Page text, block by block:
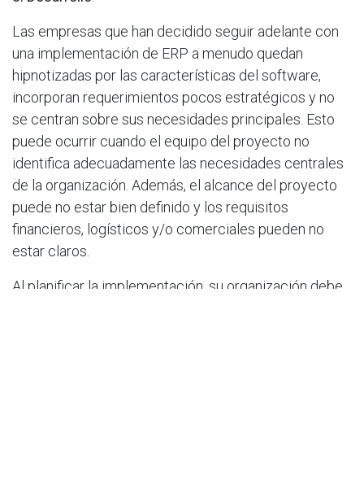
Las empresas que han decidido seguir adelante con
una implementación de ERP a menudo quedan
hipnotizadas por las características del software,
incorporan requerimientos pocos estratégicos y no
se centran sobre sus necesidades principales. Esto
puede ocurrir cuando el equipo del proyecto no
identifica adecuadamente las necesidades centrales
de la organización. Además, el alcance del proyecto
puede no estar bien definido y los requisitos
financieros, logísticos y/o comerciales pueden no
estar claros.
Al planificar la implementación, su organización debe